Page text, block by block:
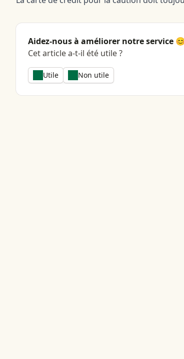
Aidez-nous à améliorer notre service
Cet article a-t-il été utile ?
Utile Non utile